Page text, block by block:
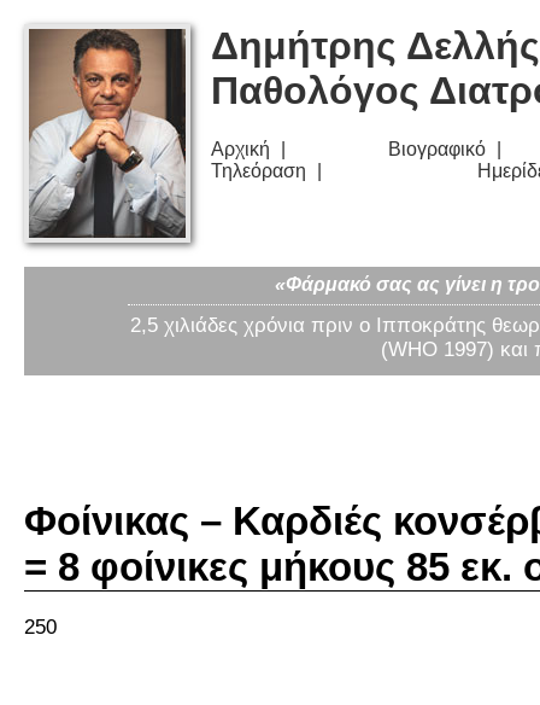
Δημήτρης
Παθολόγος
Αρχική
Βιογραφικό
Τηλεόραση
«Φάρμακό σας ας γίνει η
2,5 χιλιάδες χρόνια πριν ο Ιπποκράτης
(WHO 1997) και
Φοίνικας – Καρδιές
= 8 φοίνικες μήκους 85 εκ.
250